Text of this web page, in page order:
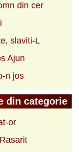
din cer
slaviti-L
Ajun
n jos
din categorie
or